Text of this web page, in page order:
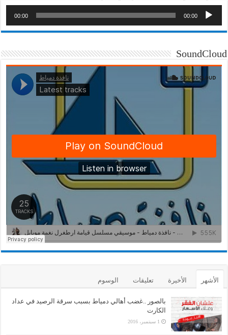
00:00
00:00
SoundCloud
الأشهر الأخيرة تعليقات الوسوم
بالصور ..غضب أهالي دمياط بسبب سرقة الرصيد في عداد
الكارت
1 سبتمبر، 2016